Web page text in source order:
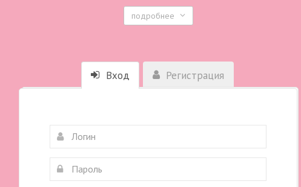
подробнее
Вход Регистрация